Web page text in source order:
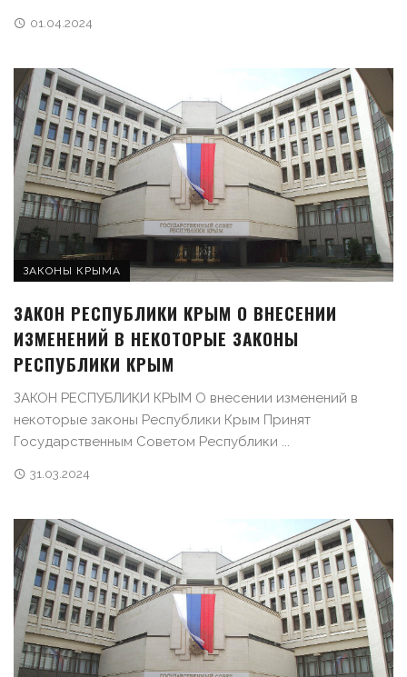
01.04.2024
ЗАКОНЫ КРЫМА
ЗАКОН РЕСПУБЛИКИ КРЫМ О ВНЕСЕНИИ
ИЗМЕНЕНИЙ В НЕКОТОРЫЕ ЗАКОНЫ
РЕСПУБЛИКИ КРЫМ
ЗАКОН РЕСПУБЛИКИ КРЫМ О внесении изменений в
некоторые законы Республики Крым Принят
Государственным Советом Республики ...
31.03.2024